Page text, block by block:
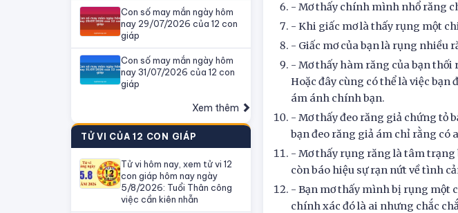
Con số may mắn ngày hôm
nay 29/07/2026 của 12 con
giáp
Con số may mắn ngày hôm
nay 31/07/2026 của 12 con
giáp
Xem thêm
TỬ VI CỦA 12 CON GIÁP
Tử vi hôm nay, xem tử vi 12
con giáp hôm nay ngày
5/8/2026: Tuổi Thân công
việc cần kiên nhẫn
- Mơ thấy chính mình nhổ răng
- Khi giấc mơ là thấy rụng một
- Giấc mơ của bạn là rụng nhiều
- Mơ thấy hàm răng của bạn thối
Hoặc đây cùng có thể là việc
ám ánh chính bạn.
- Mơ thấy đeo răng giả chứng tỏ
bạn đeo răng giả ám chỉ rằng có
- Mơ thấy rụng răng là tâm trạng
còn báo hiệu sự rạn nứt về tình
- Bạn mơ thấy mình bị rụng một
chính xác đó là ai nhưng chắc